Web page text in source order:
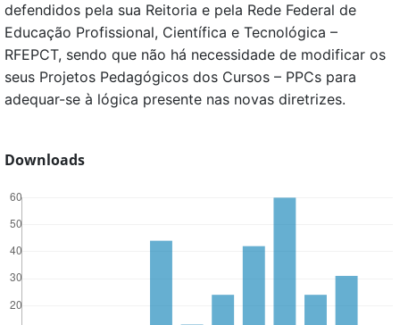
defendidos pela sua Reitoria e pela Rede Federal de
Educação Profissional, Científica e Tecnológica –
RFEPCT, sendo que não há necessidade de modificar os
seus Projetos Pedagógicos dos Cursos – PPCs para
adequar-se à lógica presente nas novas diretrizes.
Downloads